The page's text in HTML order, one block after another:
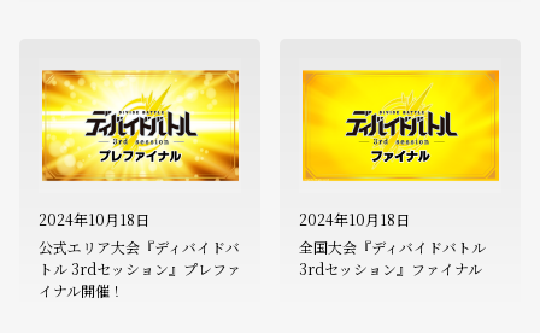
2024年10月18日
公式エリア大会『ディバイドバ
トル 3rdセッション』プレファ
イナル開催！
2024年10月18日
全国大会『ディバイドバトル
3rdセッション』ファイナル